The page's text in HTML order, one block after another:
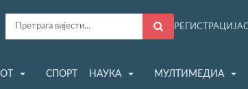
РЕГИСТРАЦИЈА
СПОРТ НАУКА МУЛТИМЕДИА